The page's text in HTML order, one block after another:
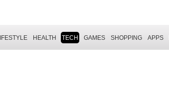
HEALTH TECH GAMES SHOPPING APPS